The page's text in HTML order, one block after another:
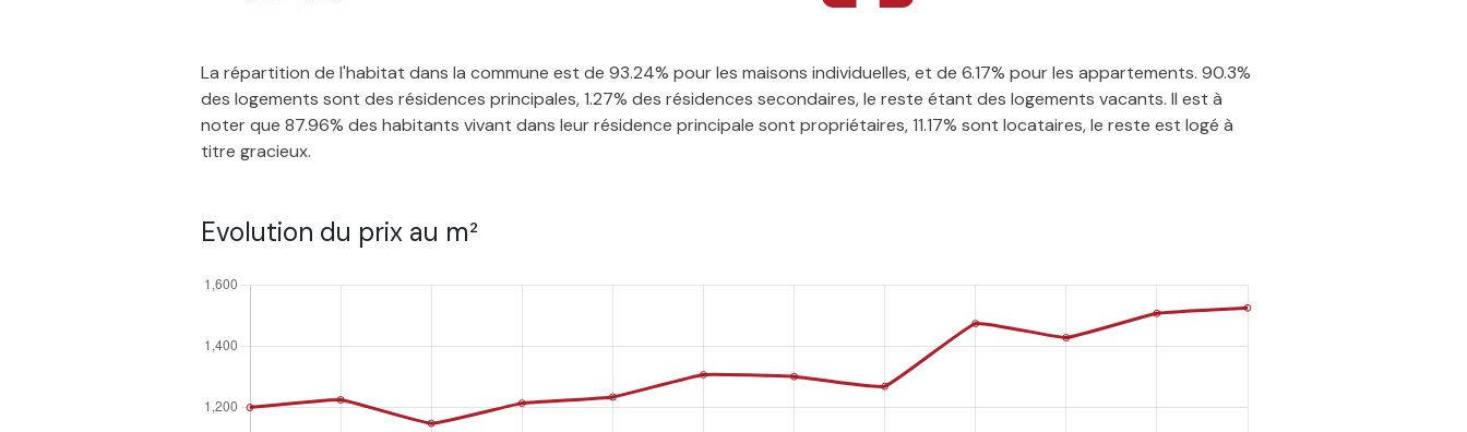
La répartition de l'habitat dans la commune est de 93.24% pour les maisons individuelles, et de 6.17% pour les appartements. 90.3%
des logements sont des résidences principales, 1.27% des résidences secondaires, le reste étant des logements vacants. Il est à
noter que 87.96% des habitants vivant dans leur résidence principale sont propriétaires, 11.17% sont locataires, le reste est logé à
titre gracieux.
Evolution du prix au m²